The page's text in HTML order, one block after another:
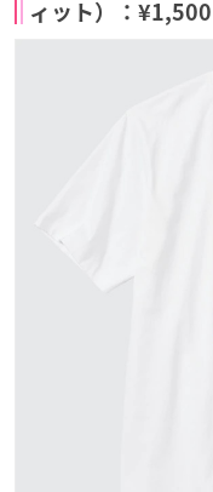
ィット）：¥1,500